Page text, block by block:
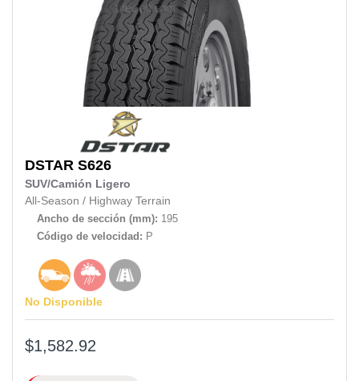
DSTAR S626
SUV/Camión Ligero
All-Season / Highway Terrain
Ancho de sección (mm): 195
Código de velocidad: P
No Disponible
$1,582.92